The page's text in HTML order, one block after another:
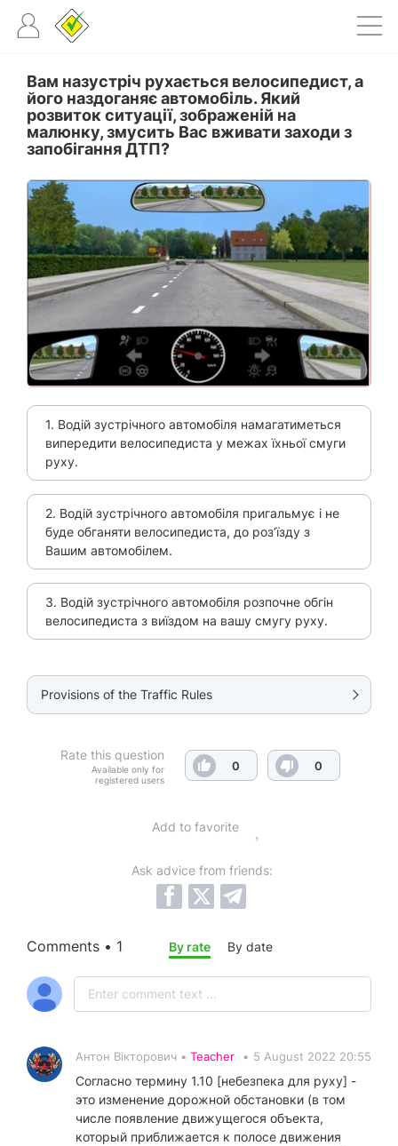
Вам назустріч рухається велосипедист, а
його наздоганяє автомобіль. Який
розвиток ситуації, зображеній на
малюнку, змусить Вас вживати заходи з
запобігання ДТП?
1. Водій зустрічного автомобіля намагатиметься
випередити велосипедиста у межах їхньої смуги
руху.
2. Водій зустрічного автомобіля пригальмує і не
буде обганяти велосипедиста, до роз’їзду з
Вашим автомобілем.
3. Водій зустрічного автомобіля розпочне обгін
велосипедиста з виїздом на вашу смугу руху.
Provisions of the Traffic Rules
Rate this question
Available only for
registered users
0 0
Add to favorite
Ask advice from friends:
Comments • 1 By rate By date
Антон Вікторович • Teacher • 5 August 2022 20:55
Согласно термину 1.10 [небезпека для руху] -
это изменение дорожной обстановки (в том
числе появление движущегося объекта,
который приближается к полосе движения